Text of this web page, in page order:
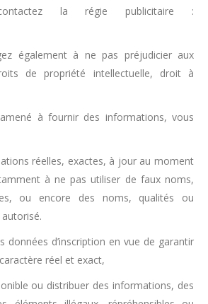
contactez la régie publicitaire :
également à ne pas préjudicier aux
de propriété intellectuelle, droit à
à fournir des informations, vous
réelles, exactes, à jour au moment
à ne pas utiliser de faux noms,
ou encore des noms, qualités ou
données d’inscription en vue de garantir
réel et exact,
ou distribuer des informations, des